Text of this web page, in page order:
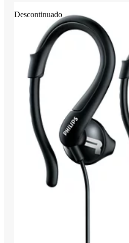
Descontinuado